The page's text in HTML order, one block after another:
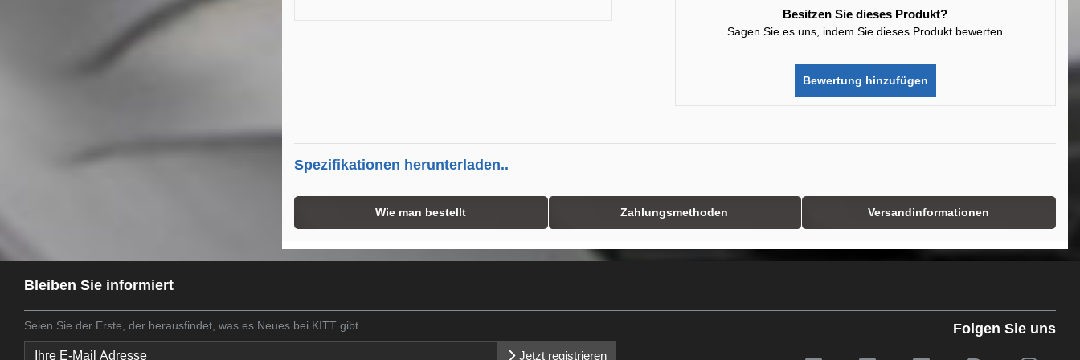
Besitzen Sie dieses Produkt?
Sagen Sie es uns, indem Sie dieses Produkt bewerten
Bewertung hinzufügen
Spezifikationen herunterladen..
Wie man bestellt Zahlungsmethoden Versandinformationen
Bleiben Sie informiert
Seien Sie der Erste, der herausfindet, was es Neues bei KITT gibt
Jetzt registrieren
Folgen Sie uns